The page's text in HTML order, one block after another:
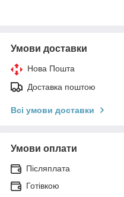
Умови доставки
Нова Пошта
Доставка поштою
Всі умови доставки
Умови оплати
Післяплата
Готівкою